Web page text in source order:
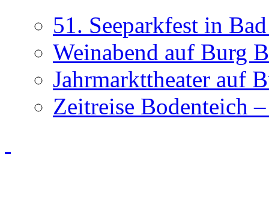
51. Seeparkfest in
Weinabend auf Burg
Jahrmarkttheater auf
Zeitreise Bodenteich